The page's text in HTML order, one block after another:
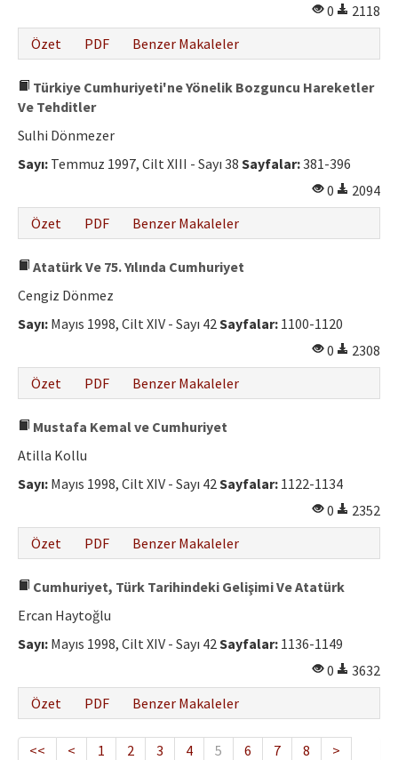
0
2118
Özet
PDF Benzer Makaleler
Türkiye Cumhuriyeti'ne Yönelik Bozguncu Hareketler
Ve Tehditler
Sulhi Dönmezer
Sayı: Temmuz 1997, Cilt XIII - Sayı 38 Sayfalar:381-396
0
2094
Özet
PDF Benzer Makaleler
Atatürk Ve 75. Yılında Cumhuriyet
Cengiz Dönmez
Sayı: Mayıs 1998, Cilt XIV - Sayı 42Sayfalar: 1100-1120
0
2308
Özet
PDF Benzer Makaleler
Mustafa Kemal ve Cumhuriyet
Atilla Kollu
Sayı: Mayıs 1998, Cilt XIV - Sayı 42Sayfalar: 1122-1134
0
2352
Özet
PDF Benzer Makaleler
Cumhuriyet, Türk Tarihindeki Gelişimi Ve Atatürk
Ercan Haytoğlu
Sayı: Mayıs 1998, Cilt XIV - Sayı 42Sayfalar: 1136-1149
0
3632
Özet
PDF Benzer Makaleler
<< < 1 2 3 4 5 6 7 8 >